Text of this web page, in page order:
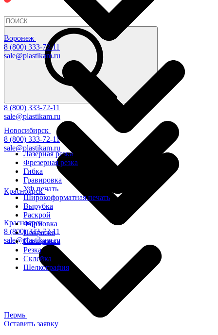
8 (800) 333-72-11
sale@plastikam.ru
Красноярск
Воронеж
8 (800) 333-72-11
sale@plastikam.ru
Новосибирск
8 (800) 333-72-11
sale@plastikam.ru
Красноярск
8 (800) 333-72-11
sale@plastikam.ru
Пермь
Оставить заявку
Лазерная резка
Фрезерная резка
Гибка
Гравировка
УФ печать
Широкоформатная печать
Вырубка
Раскрой
Формовка
Покраска
Полировка
Резка
Склейка
Шелкография